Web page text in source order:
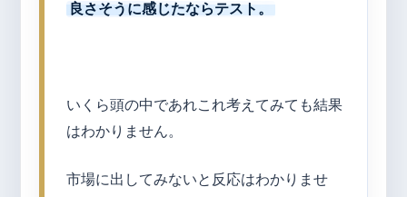
良さそうに感じたならテスト。
いくら頭の中であれこれ考えてみても結果
はわかりません。
市場に出してみないと反応はわかりませ